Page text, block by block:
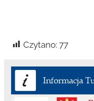
Czytano: 77